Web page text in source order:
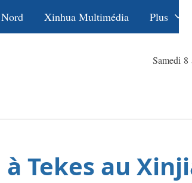
Xinhua Multimédia Plus
La
Samedi 8
Tekes au